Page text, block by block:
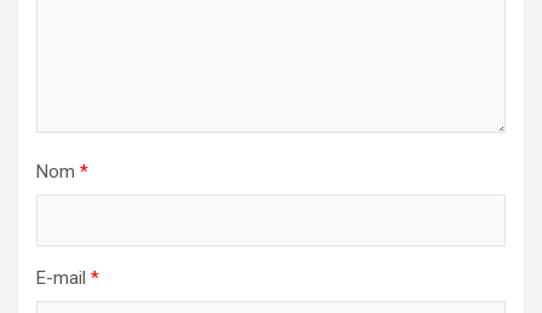
Nom *
E-mail *